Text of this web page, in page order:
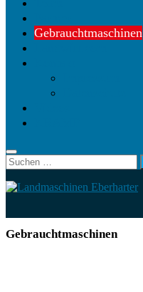
Gebrauchtmaschinen
Suchen
nach:
Gebrauchtmaschinen